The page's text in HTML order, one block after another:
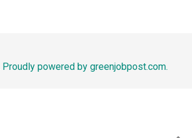
Proudly powered by greenjobpost.com.